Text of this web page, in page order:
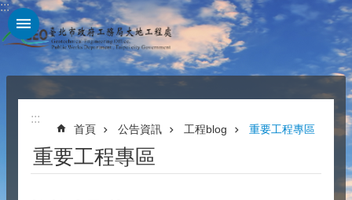
跳到主要內容區塊
:::
:::
首頁 公告資訊 工程blog 重要工程專區
重要工程專區